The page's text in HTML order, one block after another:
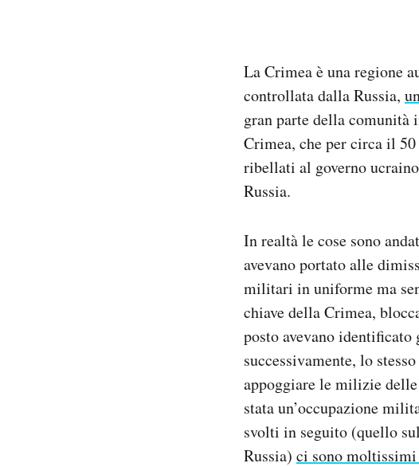
La Crimea è una regione
controllata dalla Russia,
gran parte della comunità
Crimea, che per circa il
ribellati al governo
Russia.
In realtà le cose sono
avevano portato alle
militari in uniforme ma
chiave della Crimea,
posto avevano
successivamente, lo
appoggiare le milizie
stata un’occupazione
svolti in seguito (quello
Russia) ci sono